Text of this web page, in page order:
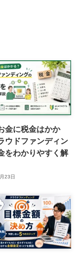
金に税金はかか
ウドファンディン
をわかりやすく解
23日